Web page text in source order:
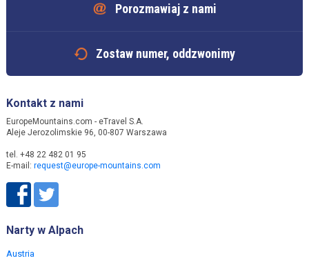
Porozmawiaj z nami
Zostaw numer, oddzwonimy
Kontakt z nami
EuropeMountains.com - eTravel S.A.
Aleje Jerozolimskie 96, 00-807 Warszawa
tel. +48 22 482 01 95
E-mail: request@europe-mountains.com
Narty w Alpach
Austria